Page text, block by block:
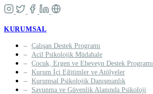
KURUMSAL
Çalışan Destek Programı
Acil Psikolojik Müdahale
Çocuk, Ergen ve Ebeveyn Destek Programı
Kurum İçi Eğitimler ve Atölyeler
Kurumsal Psikolojik Danışmanlık
Savunma ve Güvenlik Alanında Psikoloji